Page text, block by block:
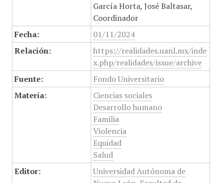
García Horta, José Baltasar,
Coordinador
Fecha:
01/11/2024
Relación:
https://realidades.uanl.mx/inde
x.php/realidades/issue/archive
Fuente:
Fondo Universitario
Materia:
Ciencias sociales
Desarrollo humano
Familia
Violencia
Equidad
Salud
Editor:
Universidad Autónoma de